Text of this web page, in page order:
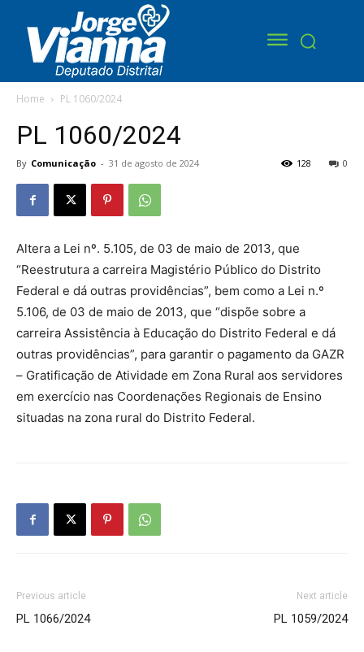
Home PL 1060/2024
PL 1060/2024
By Comunicação - 31 de agosto de 2024 0
128
Altera a Lei nº. 5.105, de 03 de maio de 2013, que
“Reestrutura a carreira Magistério Público do Distrito
Federal e dá outras providências”, bem como a Lei n.º
5.106, de 03 de maio de 2013, que “dispõe sobre a
carreira Assistência à Educação do Distrito Federal e dá
outras providências”, para garantir o pagamento da GAZR
– Gratificação de Atividade em Zona Rural aos servidores
em exercício nas Coordenações Regionais de Ensino
situadas na zona rural do Distrito Federal.
Previous article
PL 1066/2024
Next article
PL 1059/2024